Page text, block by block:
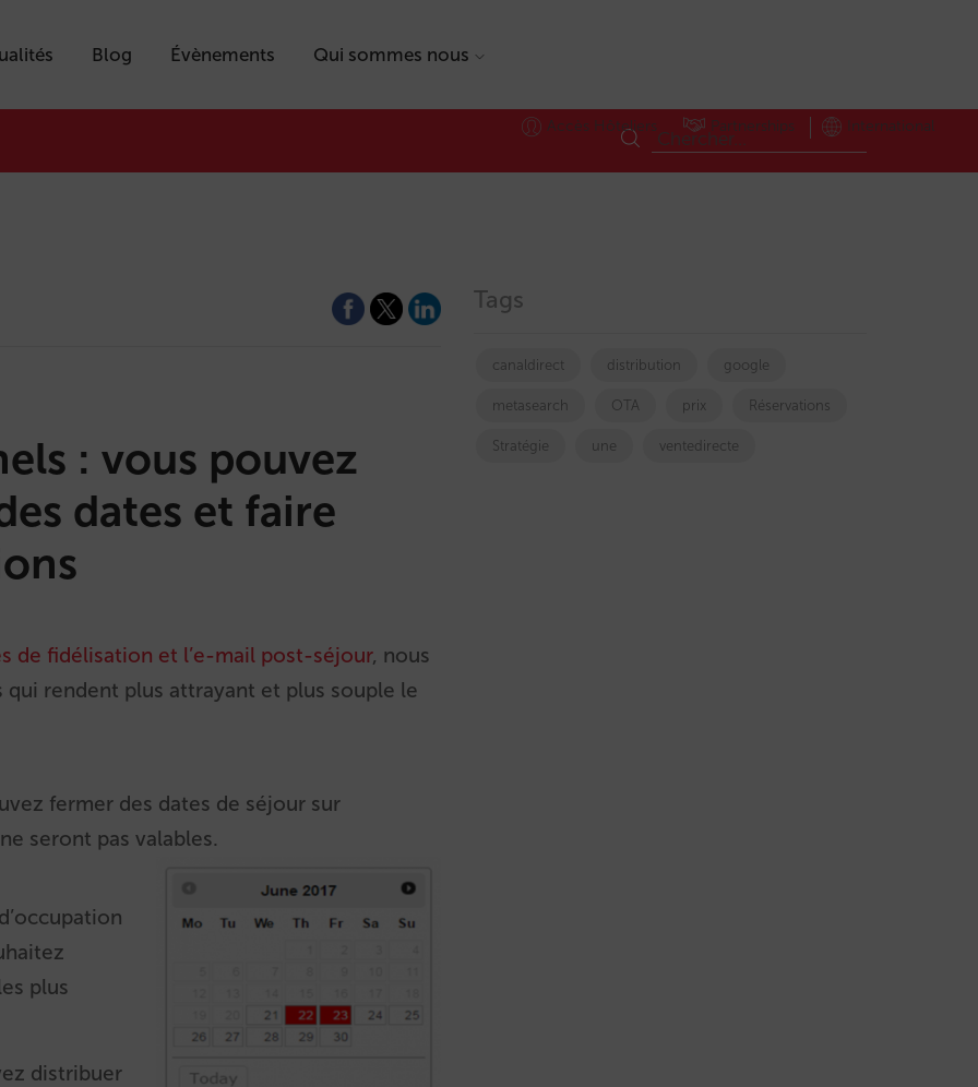
Blog Évènements Qui sommes nous
Accès Hôteliers Partnerships International
: vous pouvez
dates et faire
de fidélisation et l’e-mail post-séjour, nous
qui rendent plus attrayant et plus souple le
fermer des dates de séjour sur
seront pas valables.
plus
distribuer
Tags
canaldirect distribution google
metasearch OTA prix Réservations
Stratégie une ventedirecte